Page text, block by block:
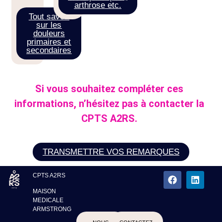
Tout savoir
sur les
douleurs
primaires et
secondaires
arthrose etc.
Si vous souhaitez compléter ces
informations, n’hésitez pas à contacter la
CPTS A2RS.
TRANSMETTRE VOS REMARQUES
CPTS A2RS
MAISON
MEDICALE
ARMSTRONG